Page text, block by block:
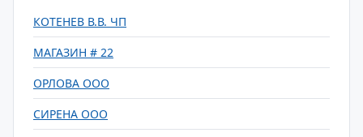
КОТЕНЕВ В.В. ЧП
МАГАЗИН # 22
ОРЛОВА ООО
СИРЕНА ООО